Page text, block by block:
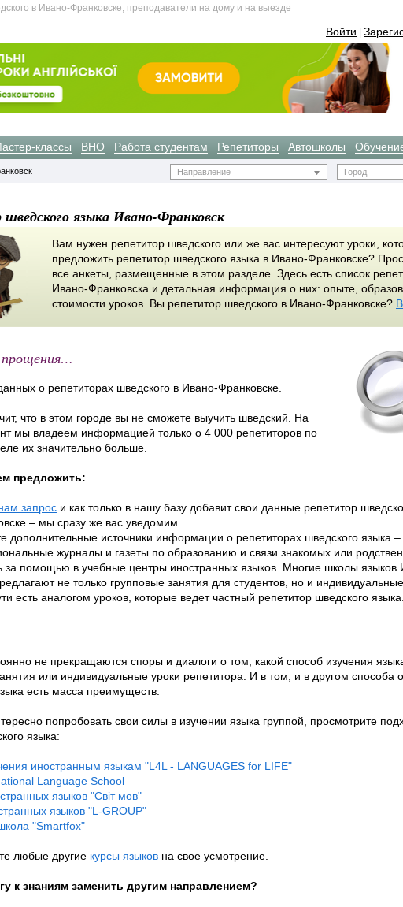
в Ивано-Франковске, преподаватели на дому и на выезде
Войти
классы ВНО Работа студентам Репетиторы Автошколы
Направление Город
языка Ивано-Франковск
Вам нужен репетитор шведского или же вас интересуют уроки,
предложить репетитор шведского языка в Ивано-Франковске?
все анкеты, размещенные в этом разделе. Здесь есть список
Ивано-Франковска и детальная информация о них: опыте,
стоимости уроков. Вы репетитор шведского в Ивано-Франковске?
о репетиторах шведского в Ивано-Франковске.
что в этом городе вы не сможете выучить шведский. На
мы владеем информацией только о 4 000 репетиторов по
их значительно больше.
предложить:
запрос и как только в нашу базу добавит свои данные репетитор
– мы сразу же вас уведомим.
дополнительные источники информации о репетиторах шведского языка
журналы и газеты по образованию и связи знакомых или
за помощью в учебные центры иностранных языков. Многие школы языков
не только групповые занятия для студентов, но и индивидуальные
есть аналогом уроков, которые ведет частный репетитор шведского языка.
не прекращаются споры и диалоги о том, какой способ изучения
или индивидуальные уроки репетитора. И в том, и в другом способа
есть масса преимуществ.
попробовать свои силы в изучении языка группой, просмотрите
языка:
иностранным языкам "L4L - LANGUAGES for LIFE"
Language School
языков "Світ мов"
языков "L-GROUP"
"Smartfox"
любые другие курсы языков на свое усмотрение.
к знаниям заменить другим направлением?